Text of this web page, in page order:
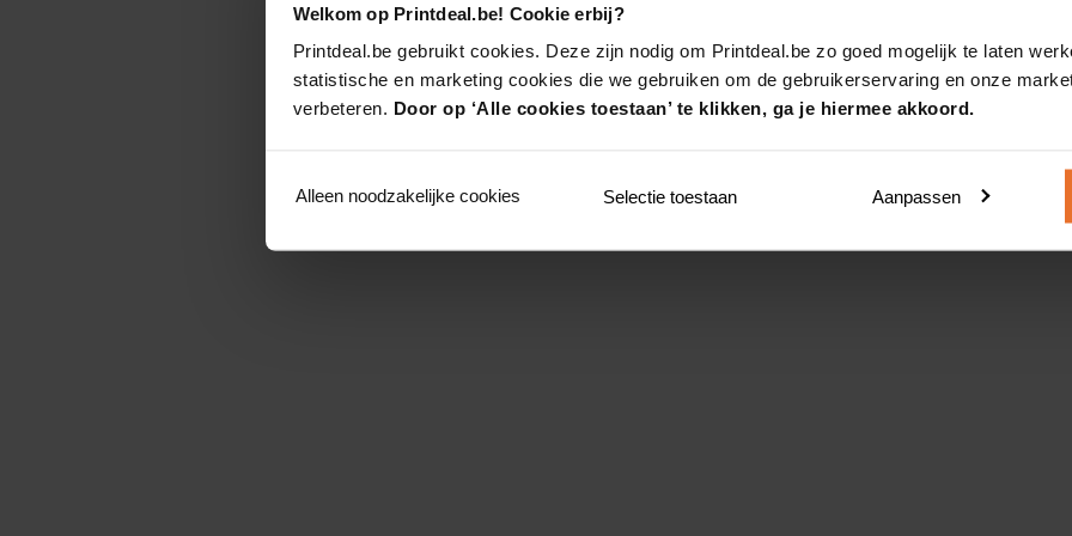
Welkom op Printdeal.be! Cookie erbij?
Printdeal.be gebruikt cookies. Deze zijn nodig om Printdeal.be zo goed mogelijk te laten
statistische en marketing cookies die we gebruiken om de gebruikerservaring en onze
verbeteren. Door op ‘Alle cookies toestaan’ te klikken, ga je hiermee akkoord.
Alleen noodzakelijke cookies Selectie toestaan Aanpassen